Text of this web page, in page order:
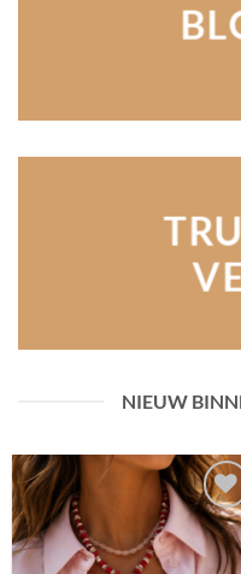
NIEUW
aan